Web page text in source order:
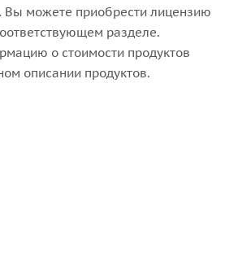
Вы можете приобрести лицензию
разделе.
о стоимости продуктов
описании продуктов.